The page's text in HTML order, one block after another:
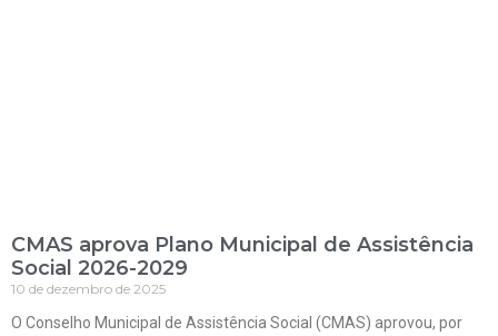
CMAS aprova Plano Municipal de Assistência
Social 2026-2029
10 de dezembro de 2025
O Conselho Municipal de Assistência Social (CMAS) aprovou, por